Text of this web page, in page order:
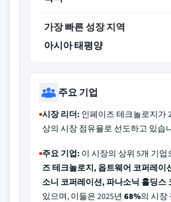
가장 빠른 성장 지역
아시아 태평양
주요 기업
시장 리더: 인페이즈 테크놀로지가
상의 시장 점유율로 선도하고 있습
주요 기업: 이 시장의 상위 5개 기업
즈 테크놀로지, 옵트웨어 코퍼레이
소니 코퍼레이션, 파나소닉 홀딩스
있으며, 이들은 2025년 68%의 시장